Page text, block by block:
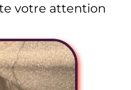
votre attention